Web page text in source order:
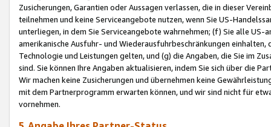
Zusicherungen, Garantien oder Aussagen verlassen, die in dieser
teilnehmen und keine Serviceangebote nutzen, wenn Sie US-
unterliegen, in dem Sie Serviceangebote wahrnehmen; (f) Sie alle
amerikanische Ausfuhr- und Wiederausfuhrbeschränkungen
Technologie und Leistungen gelten, und (g) die Angaben, die Sie im
sind. Sie können Ihre Angaben aktualisieren, indem Sie sich über die
Wir machen keine Zusicherungen und übernehmen keine
mit dem Partnerprogramm erwarten können, und wir sind nicht für
vornehmen.